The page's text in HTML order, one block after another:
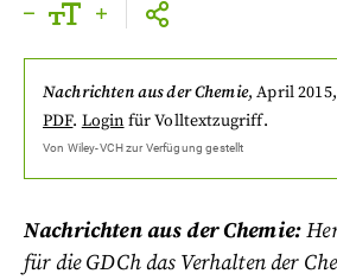
Nachrichten aus der Chemie,April 2015
PDF. Login für Volltextzugriff.
Von Wiley-VCHzur Verfügung gestellt
Nachrichten aus der Chemie:
für die GDCh das Verhalten der